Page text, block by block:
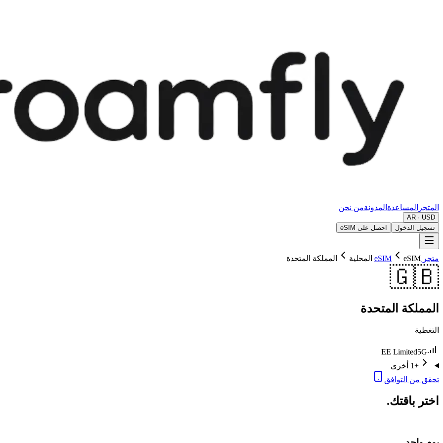
المتجر المساعدة المدونةمن نحن
AR · USD
تسجيل الدخول
احصل على eSIM
متجر eSIM eSIM المحلية المملكة المتحدة
🇬🇧
المملكة المتحدة
التغطية
EE Limited5G
+1 أخرى
تحقق من التوافق
اختر باقتك.